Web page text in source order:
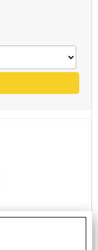
NEOPRENE